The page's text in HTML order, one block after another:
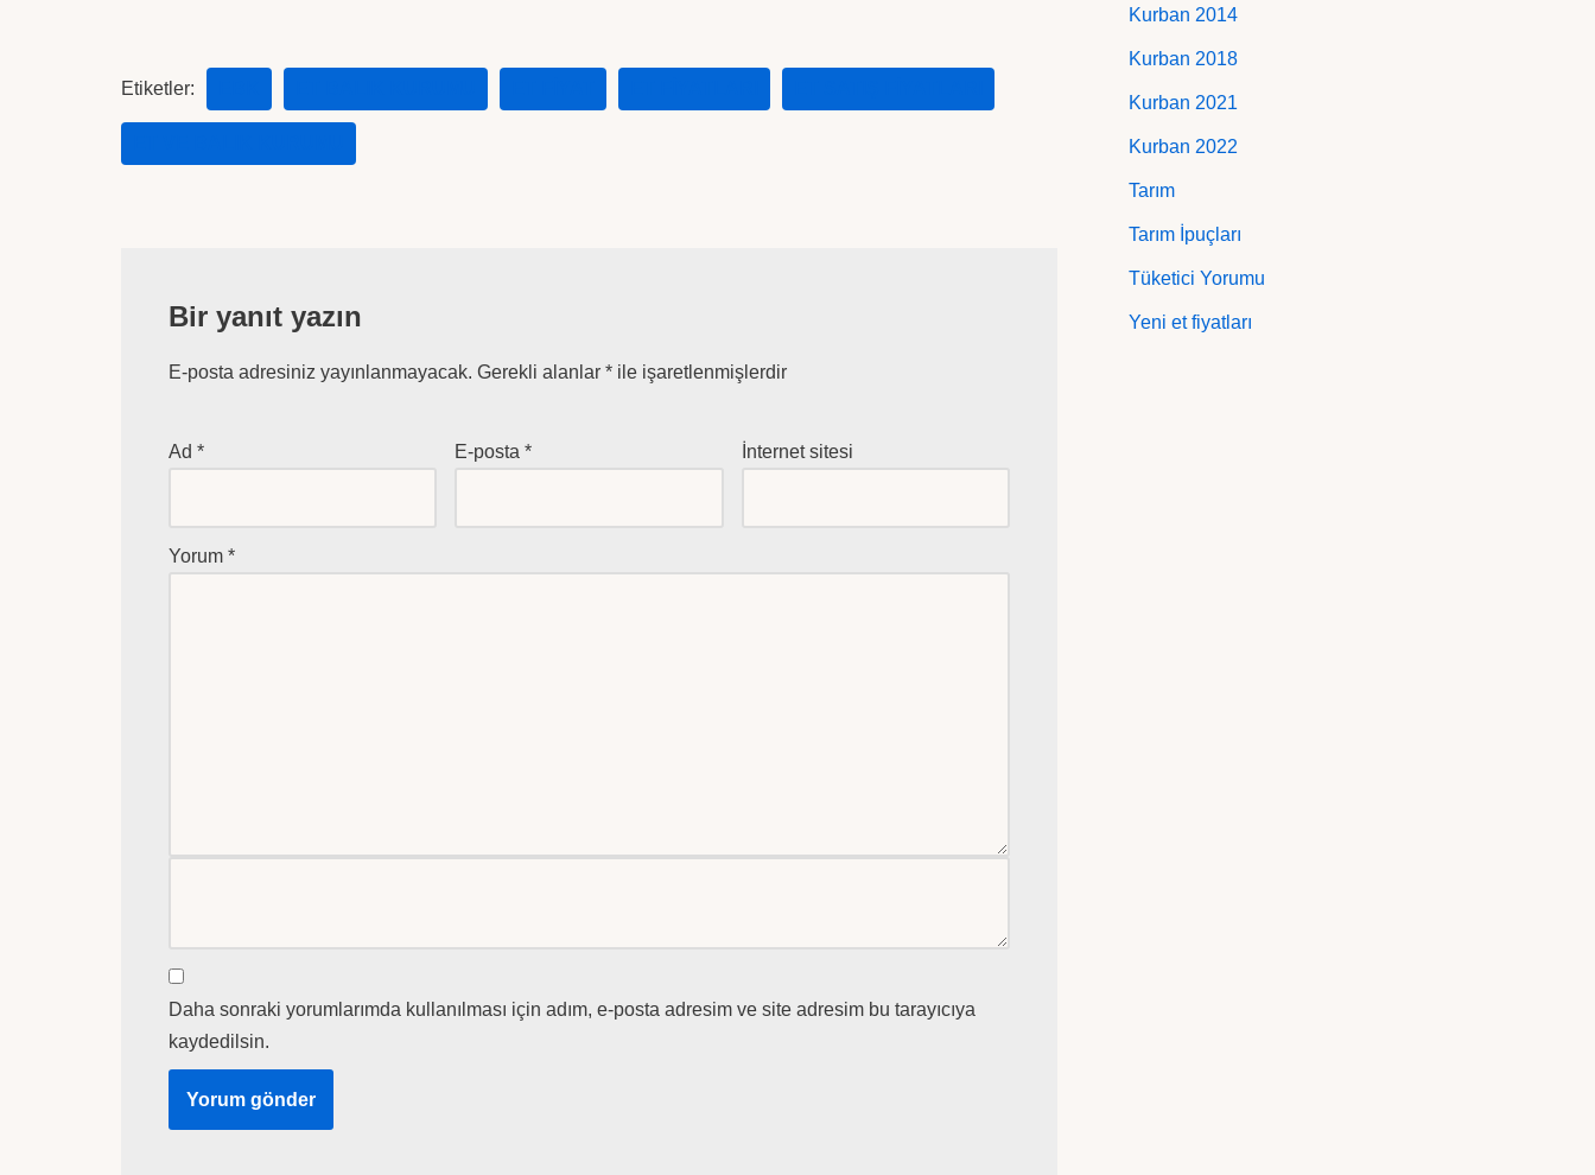
Etiketler:
Bir yanıt yazın
E-posta adresiniz yayınlanmayacak. Gerekli alanlar * ile işaretlenmişlerdir
Ad * E-posta* İnternet sitesi
Yorum *
Daha sonraki yorumlarımda kullanılması için adım, e-posta adresim ve site adresim bu tarayıcıya
kaydedilsin.
Kurban 2014
Kurban 2018
Kurban 2021
Kurban 2022
Tarım
Tarım İpuçları
Tüketici Yorumu
Yeni et fiyatları